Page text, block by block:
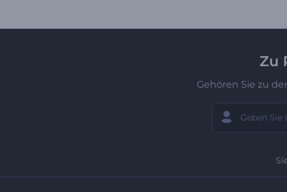
Zu
Gehören Sie zu